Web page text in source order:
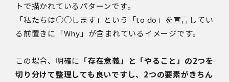
トで描かれているパターンです。
「私たちは○○します」という「to do」を宣言してい
る前置きに「Why」が含まれているイメージです。
この場合、明確に 「存在意義」と「やること」の2つを
切り分けて整理しても良いですし、2つの要素がきちん